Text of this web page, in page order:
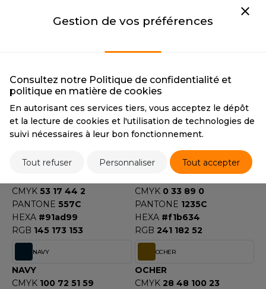
PANTONE 602C
PANTONE 368C
LIME STONE
PANTONE 7500C
HEXA #dacfa6
RGB
218 207 166
MINT GREEN
PANTONE 573C
HEXA #bfe0d7
RGB 191 224 215
MOSS GREEN
CMYK 53 17 44 2
PANTONE 557C
HEXA #91ad99
RGB 145 173 153
MUSTARD
CMYK 0 33 89 0
PANTONE 1235C
HEXA #f1b634
RGB 241 182 52
NAVY
NAVY
CMYK 100 72 51 59
OCHER
OCHER
CMYK 28 48 100 23
Gestion de vos préférences
Consultez notre Politique de confidentialité et
politique en matière de cookies
En autorisant ces services tiers, vous acceptez le dépôt
et la lecture de cookies et l'utilisation de technologies de
suivi nécessaires à leur bon fonctionnement.
Tout refuser Personnaliser Tout accepter